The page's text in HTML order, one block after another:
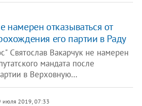
намерен отказываться от
его партии в Раду
Святослав Вакарчук не намерен
мандата после
в Верховную…
июля 2019, 07:33